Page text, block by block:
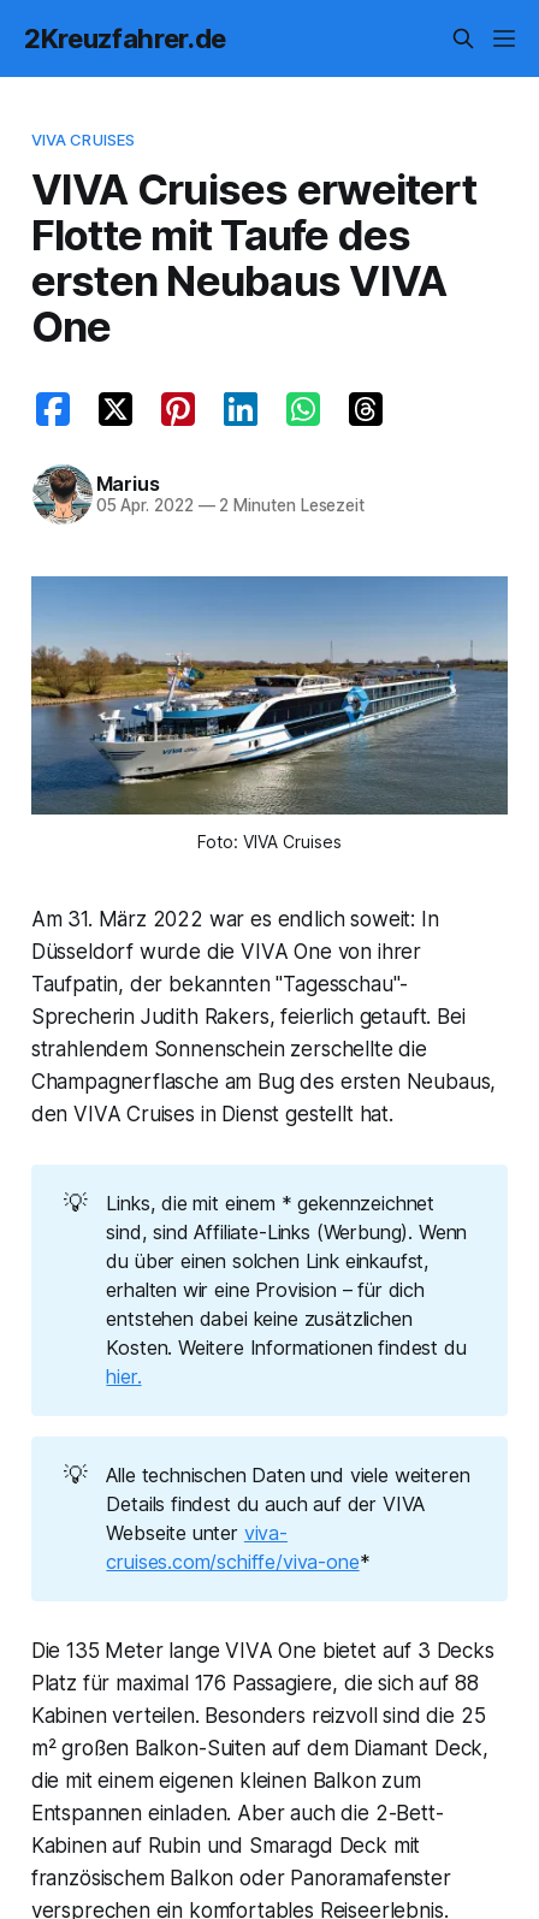
2Kreuzfahrer.de
VIVA CRUISES
VIVA Cruises erweitert
Flotte mit Taufe des
ersten Neubaus VIVA
One
Marius
05 Apr. 2022 —2 Minuten Lesezeit
Foto: VIVA Cruises
Am 31. März 2022 war es endlich soweit: In
Düsseldorf wurde die VIVA One von ihrer
Taufpatin, der bekannten "Tagesschau"-
Sprecherin Judith Rakers, feierlich getauft. Bei
strahlendem Sonnenschein zerschellte die
Champagnerflasche am Bug des ersten Neubaus,
den VIVA Cruises in Dienst gestellt hat.
💡
Links, die mit einem * gekennzeichnet
sind, sind Affiliate-Links (Werbung). Wenn
du über einen solchen Link einkaufst,
erhalten wir eine Provision – für dich
entstehen dabei keine zusätzlichen
Kosten. Weitere Informationen findest du
hier.
💡
Alle technischen Daten und viele weiteren
Details findest du auch auf der VIVA
Webseite unter viva-
cruises.com/schiffe/viva-one*
Die 135 Meter lange VIVA One bietet auf 3 Decks
Platz für maximal 176 Passagiere, die sich auf 88
Kabinen verteilen. Besonders reizvoll sind die 25
m² großen Balkon-Suiten auf dem Diamant Deck,
die mit einem eigenen kleinen Balkon zum
Entspannen einladen. Aber auch die 2-Bett-
Kabinen auf Rubin und Smaragd Deck mit
französischem Balkon oder Panoramafenster
versprechen ein komfortables Reiseerlebnis.